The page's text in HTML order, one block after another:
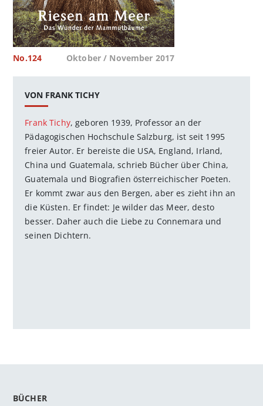
No.124 Oktober / November 2017
VON FRANK TICHY
Frank Tichy, geboren 1939, Professor an der
Pädagogischen Hochschule Salzburg, ist seit 1995
freier Autor. Er bereiste die USA, England, Irland,
China und Guatemala, schrieb Bücher über China,
Guatemala und Biografien österreichischer Poeten.
Er kommt zwar aus den Bergen, aber es zieht ihn an
die Küsten. Er findet: Je wilder das Meer, desto
besser. Daher auch die Liebe zu Connemara und
seinen Dichtern.
BÜCHER